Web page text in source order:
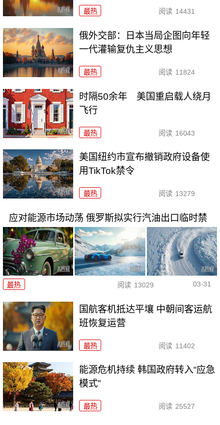
最热 阅读 14431
俄外交部：日本当局企图向年轻
一代灌输复仇主义思想
最热 阅读 11824
时隔50余年 美国重启载人绕月
飞行
最热 阅读 16043
美国纽约市宣布撤销政府设备使
用TikTok禁令
最热 阅读 13279
应对能源市场动荡 俄罗斯拟实行汽油出口临时禁
最热 阅读 13029 03-31
国航客机抵达平壤 中朝间客运航
班恢复运营
最热 阅读 11402
能源危机持续 韩国政府转入“应急
模式”
最热 阅读 25527